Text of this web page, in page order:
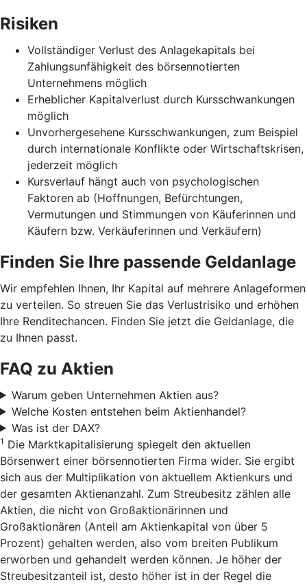
Risiken
Vollständiger Verlust des Anlagekapitals bei
Zahlungsunfähigkeit des börsennotierten
Unternehmens möglich
Erheblicher Kapitalverlust durch Kursschwankungen
möglich
Unvorhergesehene Kursschwankungen, zum Beispiel
durch internationale Konflikte oder Wirtschaftskrisen,
jederzeit möglich
Kursverlauf hängt auch von psychologischen
Faktoren ab (Hoffnungen, Befürchtungen,
Vermutungen und Stimmungen von Käuferinnen und
Käufern bzw. Verkäuferinnen und Verkäufern)
Finden Sie Ihre passende Geldanlage
Wir empfehlen Ihnen, Ihr Kapital auf mehrere Anlageformen
zu verteilen. So streuen Sie das Verlustrisiko und erhöhen
Ihre Renditechancen. Finden Sie jetzt die Geldanlage, die
zu Ihnen passt.
FAQ zu Aktien
Warum geben Unternehmen Aktien aus?
Welche Kosten entstehen beim Aktienhandel?
Was ist der DAX?
1 Die Marktkapitalisierung spiegelt den aktuellen
Börsenwert einer börsennotierten Firma wider. Sie ergibt
sich aus der Multiplikation von aktuellem Aktienkurs und
der gesamten Aktienanzahl. Zum Streubesitz zählen alle
Aktien, die nicht von Großaktionärinnen und
Großaktionären (Anteil am Aktienkapital von über 5
Prozent) gehalten werden, also vom breiten Publikum
erworben und gehandelt werden können. Je höher der
Streubesitzanteil ist, desto höher ist in der Regel die